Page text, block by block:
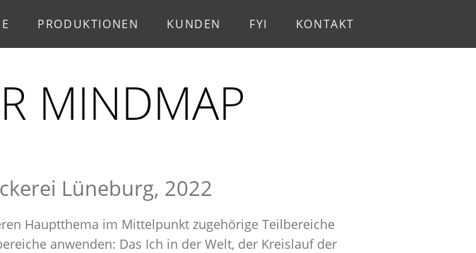
PRODUKTIONEN KUNDEN FYI KONTAKT
MINDMAP
Lüneburg, 2022
Hauptthema im Mittelpunkt zugehörige Teilbereiche
anwenden: Das Ich in der Welt, der Kreislauf der